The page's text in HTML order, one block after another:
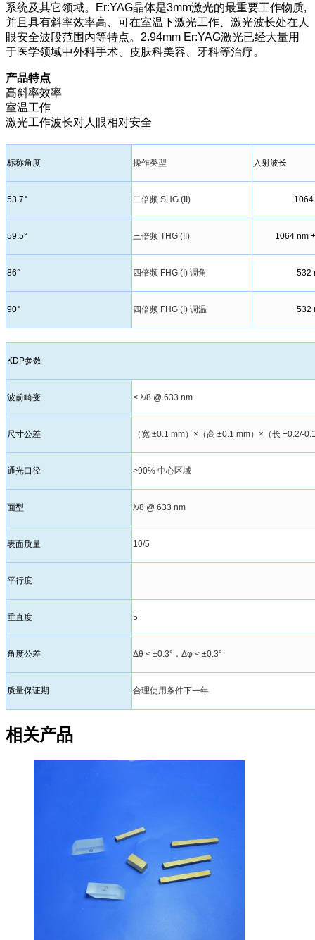
系统及其它领域。Er:YAG晶体是3mm激光的最重要工作物质,
并且具有斜率效率高、可在室温下激光工作、激光波长处在人
眼安全波段范围内等特点。2.94mm Er:YAG激光已经大量用
于医学领域中外科手术、皮肤科美容、牙科等治疗。
产品特点
高斜率效率
室温工作
激光工作波长对人眼相对安全
标称角度 操作类型 入射波长
53.7° 二倍频 SHG (II)
59.5° 三倍频 THG (II) 1064 nm
86° 四倍频 FHG (I) 调角 532
90° 四倍频 FHG (I) 调温 532
KDP参数
波前畸变 < λ/8 @ 633 nm
尺寸公差 （宽 ±0.1 mm）×（高 ±0.1 mm）×（长 +0.2/-
通光口径 >90% 中心区域
面型 λ/8 @ 633 nm
表面质量 10/5
平行度
垂直度 5
角度公差 Δθ < ±0.3°，Δφ < ±0.3°
质量保证期 合理使用条件下一年
相关产品